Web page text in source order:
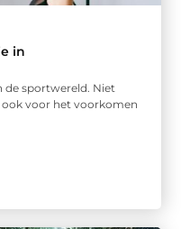
in
de sportwereld. Niet
voor het voorkomen